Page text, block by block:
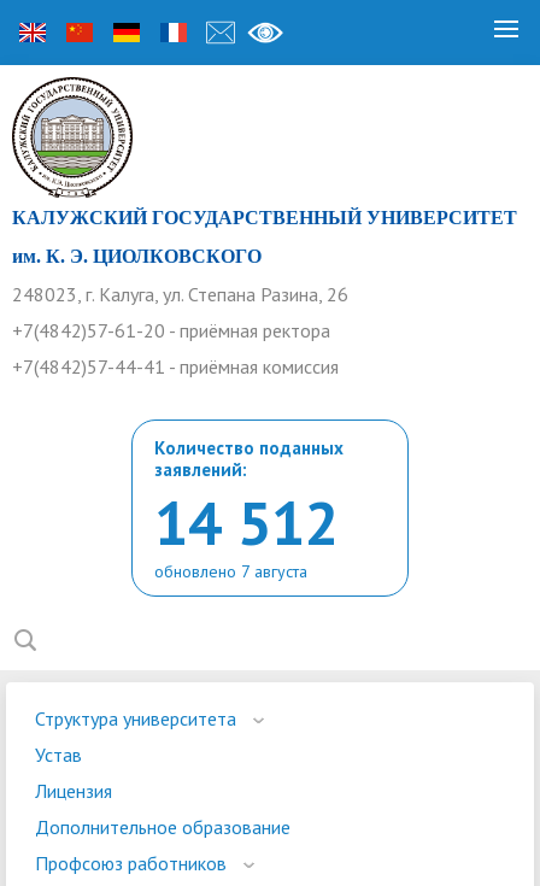
КАЛУЖСКИЙ ГОСУДАРСТВЕННЫЙ УНИВЕРСИТЕТ
им. К. Э. ЦИОЛКОВСКОГО
248023, г. Калуга, ул. Степана Разина, 26
+7(4842)57-61-20 - приёмная ректора
+7(4842)57-44-41 - приёмная комиссия
Количество поданных
заявлений:
14 512
обновлено 7 августа
Структура университета
Устав
Лицензия
Дополнительное образование
Профсоюз работников